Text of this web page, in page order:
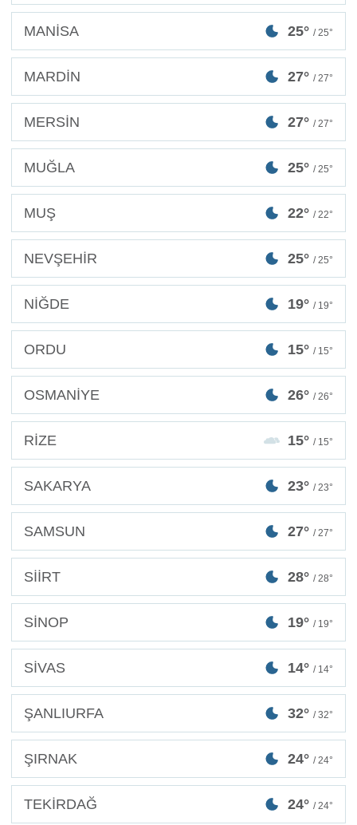
MANİSA 25° / 25°
MARDİN 27° / 27°
MERSİN 27° / 27°
MUĞLA 25° / 25°
MUŞ 22° / 22°
NEVŞEHİR 25° / 25°
NİĞDE 19° / 19°
ORDU 15° / 15°
OSMANİYE 26° / 26°
RİZE 15° / 15°
SAKARYA 23° / 23°
SAMSUN 27° / 27°
SİİRT 28° / 28°
SİNOP 19° / 19°
SİVAS 14° / 14°
ŞANLIURFA 32° / 32°
ŞIRNAK 24° / 24°
TEKİRDAĞ 24° / 24°